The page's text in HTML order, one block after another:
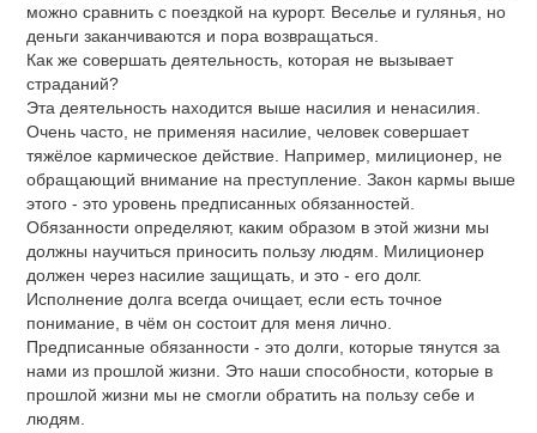
можно сравнить с поездкой на курорт. Веселье и гулянья, но
деньги заканчиваются и пора возвращаться.
Как же совершать деятельность, которая не вызывает
страданий?
Эта деятельность находится выше насилия и ненасилия.
Очень часто, не применяя насилие, человек совершает
тяжёлое кармическое действие. Например, милиционер, не
обращающий внимание на преступление. Закон кармы выше
этого - это уровень предписанных обязанностей.
Обязанности определяют, каким образом в этой жизни мы
должны научиться приносить пользу людям. Милиционер
должен через насилие защищать, и это - его долг.
Исполнение долга всегда очищает, если есть точное
понимание, в чём он состоит для меня лично.
Предписанные обязанности - это долги, которые тянутся за
нами из прошлой жизни. Это наши способности, которые в
прошлой жизни мы не смогли обратить на пользу себе и
людям.